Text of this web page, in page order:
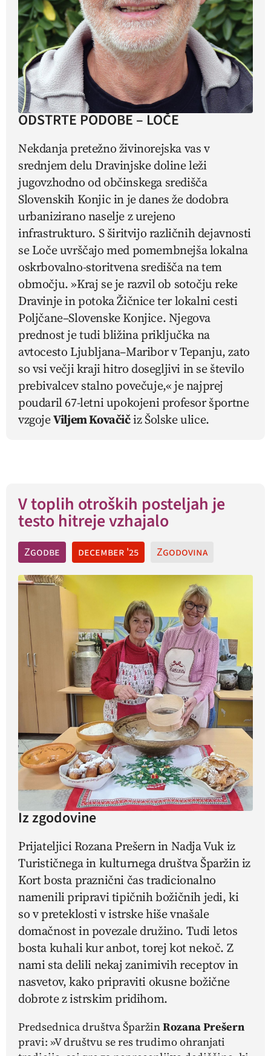
ODSTRTE PODOBE – LOČE
Nekdanja pretežno živinorejska vas v
srednjem delu Dravinjske doline leži
jugovzhodno od občinskega središča
Slovenskih Konjic in je danes že dodobra
urbanizirano naselje z urejeno
infrastrukturo. S širitvijo različnih dejavnosti
se Loče uvrščajo med pomembnejša lokalna
oskrbovalno-storitvena središča na tem
območju. »Kraj se je razvil ob sotočju reke
Dravinje in potoka Žičnice ter lokalni cesti
Poljčane–Slovenske Konjice. Njegova
prednost je tudi bližina priključka na
avtocesto Ljubljana–Maribor v Tepanju, zato
so vsi večji kraji hitro dosegljivi in se število
prebivalcev stalno povečuje,« je najprej
poudaril 67-letni upokojeni profesor športne
vzgojeViljem Kovačičiz Šolske ulice.
V toplih otroških posteljah je
testo hitreje vzhajalo
Zgodbe december '25 Zgodovina
Iz zgodovine
Prijateljici Rozana Prešern in Nadja Vuk iz
Turističnega in kulturnega društva Šparžin iz
Kort bosta praznični čas tradicionalno
namenili pripravi tipičnih božičnih jedi, ki
so v preteklosti v istrske hiše vnašale
domačnost in povezale družino. Tudi letos
bosta kuhalikur anbot,torej kot nekoč. Z
nami sta delili nekaj zanimivih receptov in
nasvetov, kako pripraviti okusne božične
dobrote z istrskim pridihom.
Predsednica društva ŠparžinRozana Prešern
pravi: »V društvu se res trudimo ohranjati